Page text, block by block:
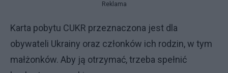
Reklama
Karta pobytu CUKR przeznaczona jest dla
obywateli Ukrainy oraz członków ich rodzin, w tym
małżonków. Aby ją otrzymać, trzeba spełnić